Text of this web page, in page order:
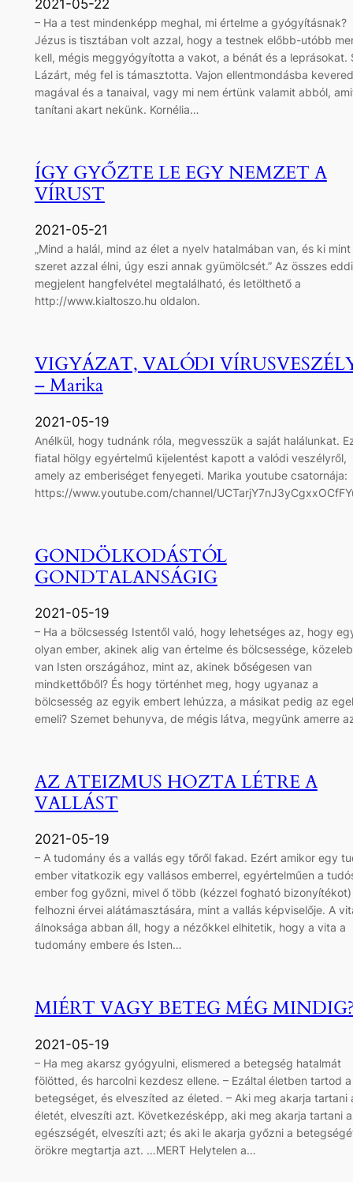
2021-05-22
– Ha a test mindenképp meghal, mi értelme a gyógyításnak?
Jézus is tisztában volt azzal, hogy a testnek előbb-utóbb
kell, mégis meggyógyította a vakot, a bénát és a leprásokat.
Lázárt, még fel is támasztotta. Vajon ellentmondásba
magával és a tanaival, vagy mi nem értünk valamit abból,
tanítani akart nekünk. Kornélia…
ÍGY GYŐZTE LE EGY NEMZET A
VÍRUST
2021-05-21
„Mind a halál, mind az élet a nyelv hatalmában van, és ki mint
szeret azzal élni, úgy eszi annak gyümölcsét.” Az összes
megjelent hangfelvétel megtalálható, és letölthető a
http://www.kialtoszo.hu oldalon.
VIGYÁZAT, VALÓDI
– Marika
2021-05-19
Anélkül, hogy tudnánk róla, megvesszük a saját halálunkat.
fiatal hölgy egyértelmű kijelentést kapott a valódi veszélyről,
amely az emberiséget fenyegeti. Marika youtube csatornája:
https://www.youtube.com/channel/
GONDÖLKODÁSTÓL
GONDTALANSÁGIG
2021-05-19
– Ha a bölcsesség Istentől való, hogy lehetséges az, hogy
olyan ember, akinek alig van értelme és bölcsessége,
van Isten országához, mint az, akinek bőségesen van
mindkettőből? És hogy történhet meg, hogy ugyanaz a
bölcsesség az egyik embert lehúzza, a másikat pedig az
emeli? Szemet behunyva, de mégis látva, megyünk amerre
AZ ATEIZMUS HOZTA LÉTRE A
VALLÁST
2021-05-19
– A tudomány és a vallás egy tőről fakad. Ezért amikor egy
ember vitatkozik egy vallásos emberrel, egyértelműen a
ember fog győzni, mivel ő több (kézzel fogható
felhozni érvei alátámasztására, mint a vallás képviselője. A
álnoksága abban áll, hogy a nézőkkel elhitetik, hogy a vita a
tudomány embere és Isten…
MIÉRT VAGY BETEG MÉG
2021-05-19
– Ha meg akarsz gyógyulni, elismered a betegség hatalmát
fölötted, és harcolni kezdesz ellene. – Ezáltal életben tartod a
betegséget, és elveszíted az életed. – Aki meg akarja tartani
életét, elveszíti azt. Következésképp, aki meg akarja tartani
egészségét, elveszíti azt; és aki le akarja győzni a
örökre megtartja azt. …MERT Helytelen a…